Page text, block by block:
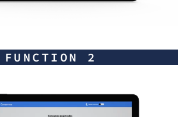
FUNCTION 2